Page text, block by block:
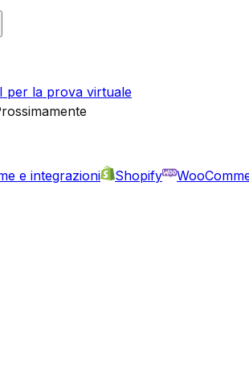
per la prova virtuale
e integrazioni
Shopify